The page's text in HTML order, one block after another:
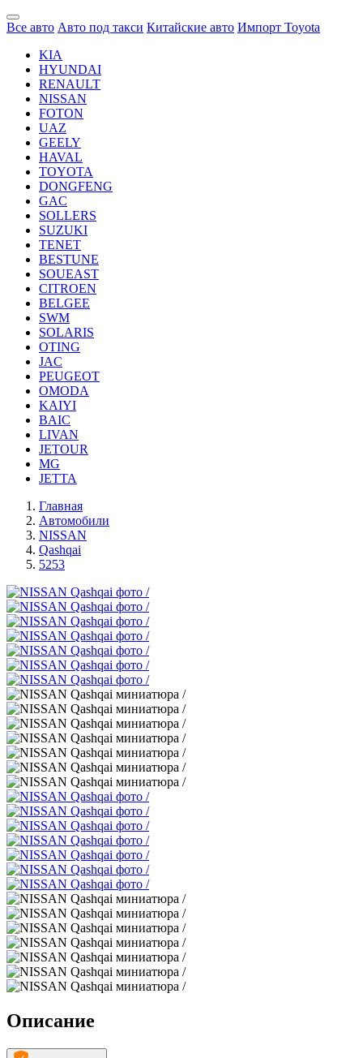
Все авто Авто под такси Китайские авто Импорт Toyota
KIA
HYUNDAI
RENAULT
NISSAN
FOTON
UAZ
GEELY
HAVAL
TOYOTA
DONGFENG
GAC
SOLLERS
SUZUKI
TENET
BESTUNE
SOUEAST
CITROEN
BELGEE
SWM
SOLARIS
OTING
JAC
PEUGEOT
OMODA
KAIYI
BAIC
LIVAN
JETOUR
MG
JETTA
Главная
Автомобили
NISSAN
Qashqai
5253
Описание